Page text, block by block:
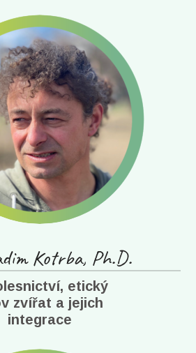
Kotrba, Ph.D.
etický
zvířat a jejich
integrace